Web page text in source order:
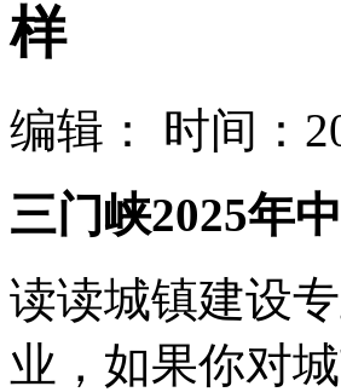
样
编辑：
时间：
三门峡2025年
读读城镇建设
业，如果你对